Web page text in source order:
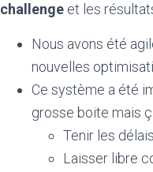
challenge et les
Nous avons été
nouvelles
Ce système a été
grosse boite mais
Tenir les délais
Laisser libre